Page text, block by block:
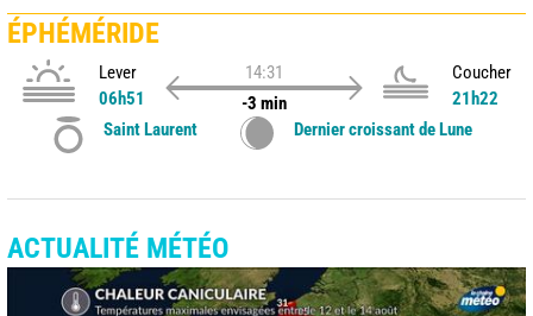
ÉPHÉMÉRIDE
Lever
06h51
14:31
-3 min
Coucher
21h22
Saint Laurent
Dernier croissant de Lune
ACTUALITÉ MÉTÉO